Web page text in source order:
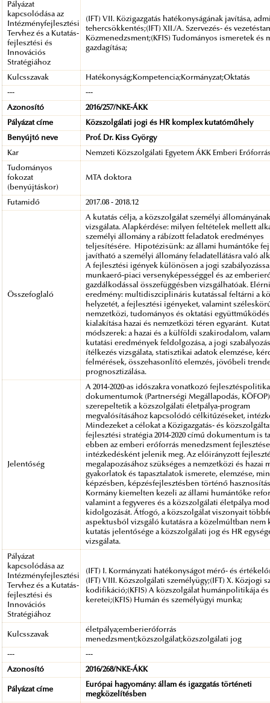
Pályázat
kapcsolódása az
Intézményfejlesztési
Tervhez és a Kutatás-
fejlesztési és
Innovációs
Stratégiához
(IFT) VII. Közigazgatás hatékonyságának javítása,
tehercsökkentés;(IFT) XII./A. Szervezés- és
Közmenedzsment;(KFIS) Tudományos ismeretek és
gazdagítása;
Kulcsszavak Hatékonyság;Kompetencia;Kormányzat;Oktatás
--- ---
Azonosító 2016/257/NKE-ÁKK
Pályázat címe Közszolgálati jogi és HR komplex kutatóműhely
Benyújtó neve Prof. Dr. Kiss György
Kar Nemzeti Közszolgálati Egyetem ÁKK Emberi
Tudományos
fokozat
(benyújtáskor)
MTA doktora
Futamidő 2017.08 - 2018.12
Összefoglaló
A kutatás célja, a közszolgálat személyi
vizsgálata. Alapkérdése: milyen feltételek mellett
személyi állomány a rábízott feladatok eredményes
teljesítésére. Hipotézisünk: az állami humántőke
javítható a személyi állomány feladatellátásra való
A fejlesztési igények különösen a jogi
munkaerő-piaci versenyképességgel és az
gazdálkodással összefüggésben vizsgálhatóak.
eredmény: multidiszciplináris kutatással feltárni a
helyzetét, a fejlesztési igényeket, valamint
nemzetközi, tudományos és oktatási
kialakítása hazai és nemzetközi téren egyaránt.
módszerek: a hazai és a külföldi szakirodalom,
kutatási eredmények feldolgozása, a jogi
ítélkezés vizsgálata, statisztikai adatok elemzése,
felmérések, összehasonlító elemzés, jövőbeli
prognosztizálása.
Jelentőség
A 2014-2020-as időszakra vonatkozó
dokumentumok (Partnerségi Megállapodás,
szerepeltetik a közszolgálati életpálya-program
megvalósításához kapcsolódó célkitűzéseket,
Mindezeket a célokat a Közigazgatás- és
fejlesztési stratégia 2014-2020 című dokumentum is
ebben az emberi erőforrás menedzsment
intézkedésként jelenik meg. Az előirányzott
megalapozásához szükséges a nemzetközi és hazai
gyakorlatok és tapasztalatok ismerete, elemzése,
képzésben, képzésfejlesztésben történő
Kormány kiemelten kezeli az állami humántőke
valamint a fegyveres és a közszolgálati életpálya
kidolgozását. Átfogó, a közszolgálat viszonyait
aspektusból vizsgáló kutatásra a közelmúltban nem
kutatás jelentősége a közszolgálati jog és HR
vizsgálata.
Pályázat
kapcsolódása az
Intézményfejlesztési
Tervhez és a Kutatás-
fejlesztési és
Innovációs
Stratégiához
(IFT) I. Kormányzati hatékonyságot mérő- és
(IFT) VIII. Közszolgálati személyügy;(IFT) X. Közjogi
kodifikáció;(KFIS) A közszolgálat humánpolitikája
keretei;(KFIS) Humán és személyügyi munka;
Kulcsszavak
életpálya;emberierőforrás
menedzsment;közszolgálat;közszolgálati jog
--- ---
Azonosító 2016/268/NKE-ÁKK
Pályázat címe
Európai hagyomány: állam és igazgatás történeti
megközelítésben